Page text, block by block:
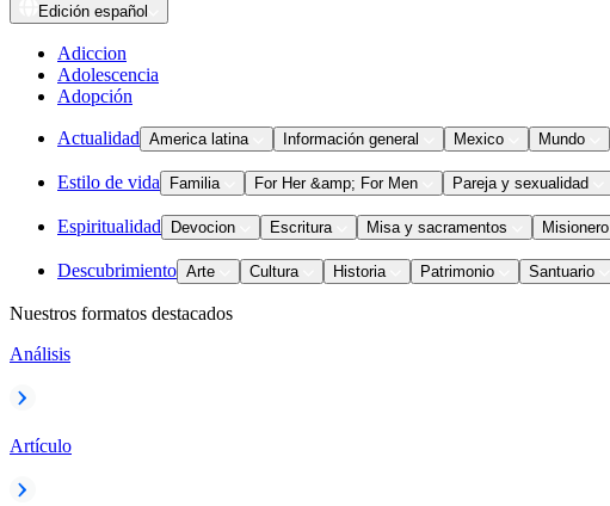
Edición español
Adiccion
Adolescencia
Adopción
Actualidad America latina Información general Mexico Mundo
Estilo de vida Familia For Her &amp; For Men Pareja y sexualidad
Espiritualidad Devocion Escritura Misa y sacramentos Misionero
Descubrimiento Arte Cultura Historia Patrimonio Santuario
Nuestros formatos destacados
Análisis
Artículo